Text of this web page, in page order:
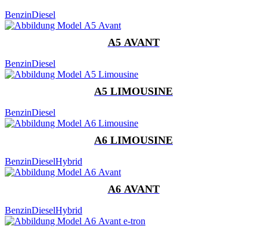
BenzinDiesel
A5 AVANT
BenzinDiesel
A5 LIMOUSINE
BenzinDiesel
A6 LIMOUSINE
BenzinDieselHybrid
A6 AVANT
BenzinDieselHybrid